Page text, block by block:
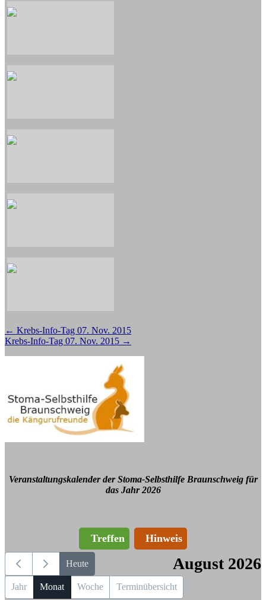
Beitragsnavigation
← Krebs-Info-Tag 07. Nov. 2015
Krebs-Info-Tag 07. Nov. 2015 →
Veranstaltungskalender der Stoma-Selbsthilfe Braunschweig für
das Jahr 2026
Treffen Hinweis
Heute August 2026
Jahr Monat Woche Terminübersicht